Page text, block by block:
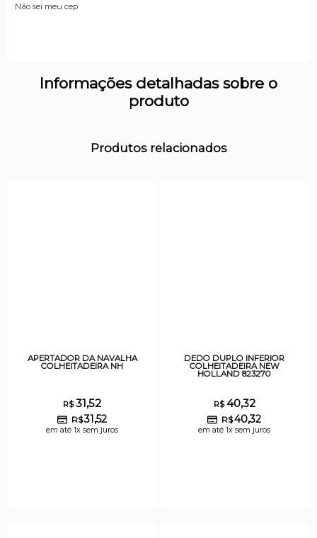
Não sei meu cep
Informações detalhadas sobre o
produto
Produtos relacionados
APERTADOR DA NAVALHA
COLHEITADEIRA NH
R$31,52
R$31,52
em até 1x sem juros
DEDO DUPLO INFERIOR
COLHEITADEIRA NEW
HOLLAND 823270
R$40,32
R$40,32
em até 1x sem juros